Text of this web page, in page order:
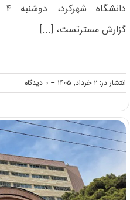
گزارش مسترتست، [...]
انتشار در: ۲ خرداد, ۱۴۰۵ -- ۰ دیدگاه
on
آخرین
ثبت
نام
ارشد
آزمون
دانشگاه
شهرکرد
۱۴۰۵